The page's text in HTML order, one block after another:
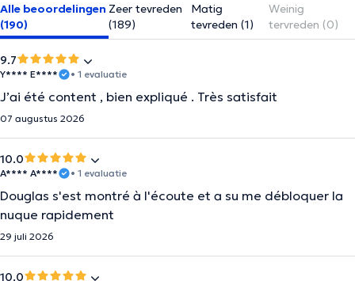
Alle beoordelingen
(190)
Zeer tevreden
(189)
Matig
tevreden (1)
Weinig
tervreden (0)
9.7
Y**** E**** • 1 evaluatie
J’ai été content , bien expliqué . Très satisfait
07 augustus 2026
10.0
A**** A**** • 1 evaluatie
Douglas s'est montré à l'écoute et a su me débloquer la
nuque rapidement
29 juli 2026
10.0